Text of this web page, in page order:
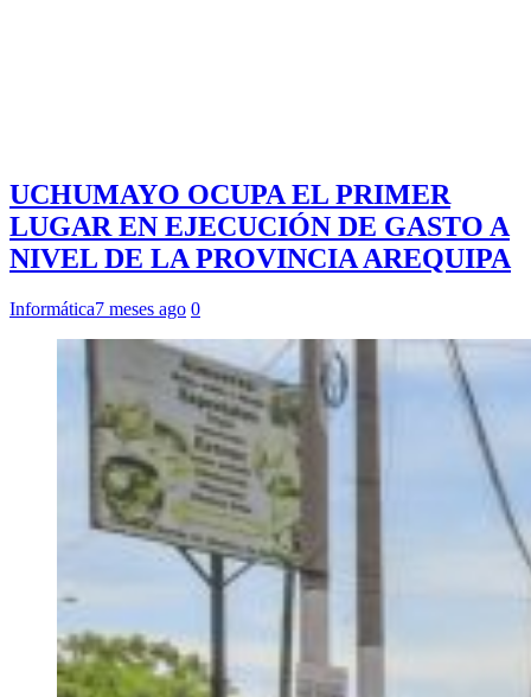
UCHUMAYO OCUPA EL PRIMER
LUGAR EN EJECUCIÓN DE GASTO A
NIVEL DE LA PROVINCIA AREQUIPA
Informática7 meses ago 0